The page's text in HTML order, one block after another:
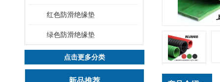
红色防滑绝缘垫
绿色防滑绝缘垫
点击更多分类